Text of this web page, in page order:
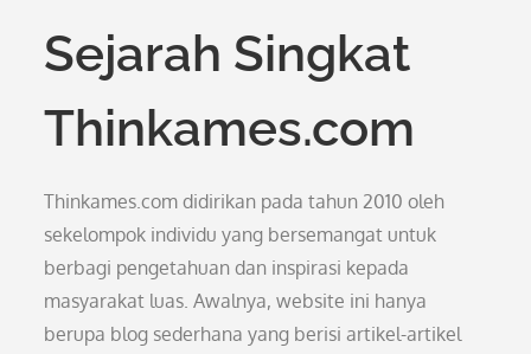
Sejarah Singkat
Thinkames.com
Thinkames.com didirikan pada tahun 2010 oleh
sekelompok individu yang bersemangat untuk
berbagi pengetahuan dan inspirasi kepada
masyarakat luas. Awalnya, website ini hanya
berupa blog sederhana yang berisi artikel-artikel